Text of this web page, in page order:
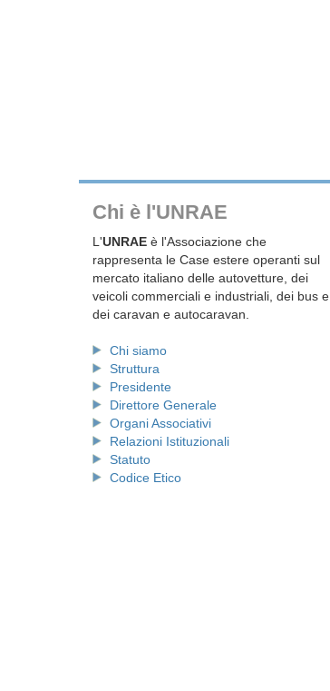
Chi è l'UNRAE
L'UNRAE è l'Associazione che
rappresenta le Case estere operanti sul
mercato italiano delle autovetture, dei
veicoli commerciali e industriali, dei bus e
dei caravan e autocaravan.
Chi siamo
Struttura
Presidente
Direttore Generale
Organi Associativi
Relazioni Istituzionali
Statuto
Codice Etico